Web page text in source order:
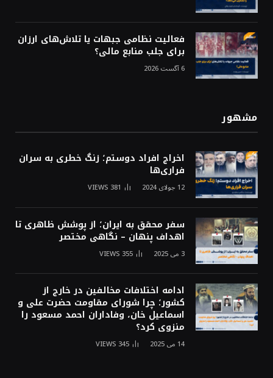
فعالیت نظامی جبهات یا تلاش‌های ارزان
برای جلب منابع مالی؟
6 آگست 2026
مشهور
اخراج افراد دوستم؛ زنگ خطری به سران
فراری‌ها
12 جولای 2024 381
VIEWS
سفر محقق به ایران؛ از پوشش ظاهری تا
اهداف پنهان – نگاهی مختصر
3 می 2025 355
VIEWS
ادامه اختلافات مخالفین در خارج از
کشور؛ چرا شورای مقاومت حضرت علی و
اسماعیل خان، وفاداران احمد مسعود را
منزوی کرد؟
14 می 2025 345
VIEWS